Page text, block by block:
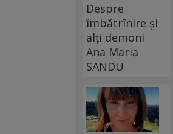
Despre
îmbătrînire și
alți demoni
Ana Maria
SANDU